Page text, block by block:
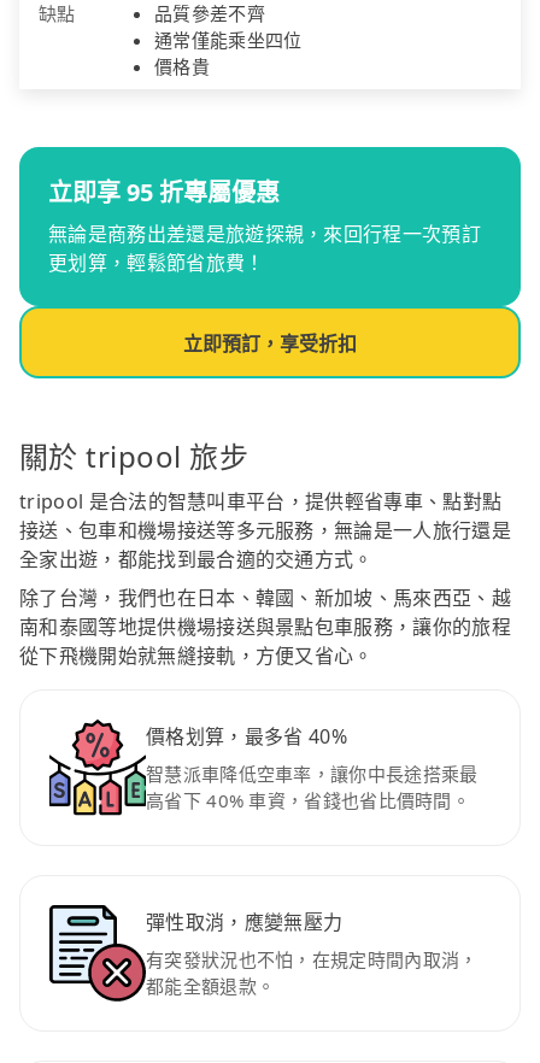
缺點
品質參差不齊
通常僅能乘坐四位
價格貴
立即享 95 折專屬優惠
無論是商務出差還是旅遊探親，來回行程一次預訂
更划算，輕鬆節省旅費！
立即預訂，享受折扣
關於 tripool 旅步
tripool 是合法的智慧叫車平台，提供輕省專車、點對點
接送、包車和機場接送等多元服務，無論是一人旅行還是
全家出遊，都能找到最合適的交通方式。
除了台灣，我們也在日本、韓國、新加坡、馬來西亞、越
南和泰國等地提供機場接送與景點包車服務，讓你的旅程
從下飛機開始就無縫接軌，方便又省心。
價格划算，最多省 40%
智慧派車降低空車率，讓你中長途搭乘最
高省下 40% 車資，省錢也省比價時間。
彈性取消，應變無壓力
有突發狀況也不怕，在規定時間內取消，
都能全額退款。